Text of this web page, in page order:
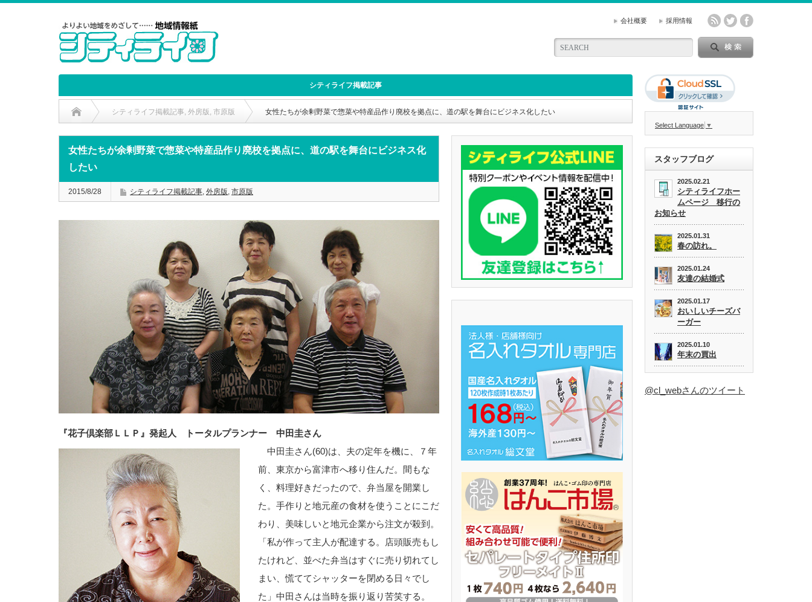
会社概要 採用情報
シティライフ掲載記事
シティライフ掲載記事, 外房版 , 市原版 女性たちが余剰野菜で惣菜や特産品作り廃校を拠点に、道の駅を舞台にビジネス化したい
女性たちが余剰野菜で惣菜や特産品作り廃校を拠点に、道の駅を舞台にビジネス化
したい
2015/8/28 シティライフ掲載記事, 外房版, 市原版
『花子倶楽部ＬＬＰ』発起人 トータルプランナー 中田圭さん
中田圭さん(60)は、夫の定年を機に、７年
前、東京から富津市へ移り住んだ。間もな
く、料理好きだったので、弁当屋を開業し
た。手作りと地元産の食材を使うことにこだ
わり、美味しいと地元企業から注文が殺到。
「私が作って主人が配達する。店頭販売もし
たけれど、並べた弁当はすぐに売り切れてし
まい、慌ててシャッターを閉める日々でし
た」中田さんは当時を振り返り苦笑する。
Select Language ▼
スタッフブログ
2025.02.21
シティライフホー
ムページ 移行の
お知らせ
2025.01.31
春の訪れ。
2025.01.24
友達の結婚式
2025.01.17
おいしいチーズバ
ーガー
2025.01.10
年末の買出
@cl_webさんのツイート